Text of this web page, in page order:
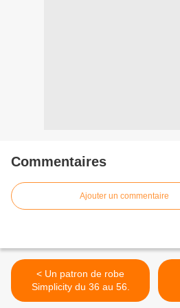
Commentaires
Ajouter un commentaire
< Un patron de robe
Simplicity du 36 au 56.